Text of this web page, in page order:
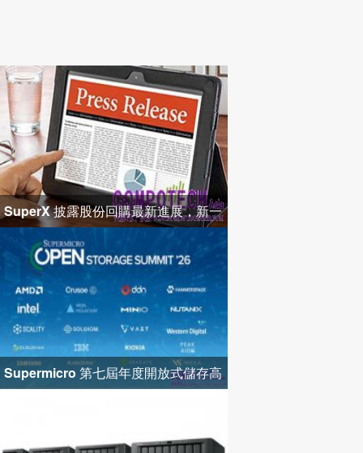
SuperX 披露股份回購最新進展，新一
輪迴購落地堅定長期價值成長
Supermicro 第七屆年度開放式儲存高